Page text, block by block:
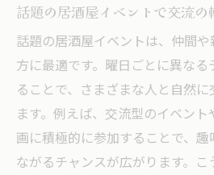
話題の居酒屋イベントで交流の
話題の居酒屋イベントは、仲間
方に最適です。曜日ごとに異な
ることで、さまざまな人と自然
ます。例えば、交流型のイベン
画に積極的に参加することで、
ながるチャンスが広がります。